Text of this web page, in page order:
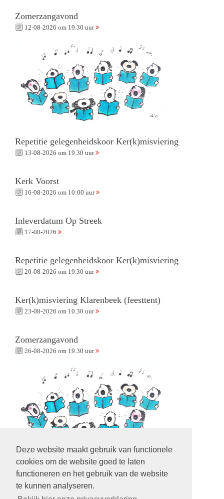
Deze website maakt gebruik van functionele
cookies om de website goed te laten
functioneren en het gebruik van de website
te kunnen analyseren.
Zomerzangavond
12-08-2026 om 19.30 uur
Repetitie gelegenheidskoor Ker(k)misviering
13-08-2026 om 19.30 uur
Kerk Voorst
16-08-2026 om 10:00 uur
Inleverdatum Op Streek
17-08-2026
Repetitie gelegenheidskoor Ker(k)misviering
20-08-2026 om 19.30 uur
Ker(k)misviering Klarenbeek (feesttent)
23-08-2026 om 10.30 uur
Zomerzangavond
26-08-2026 om 19.30 uur